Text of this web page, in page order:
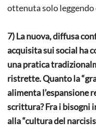
ottenuta solo
7) La nuova, diffusa
acquisita sui social ha
una pratica
ristrette. Quanto la
alimenta l’espansione
scrittura? Fra i bisogni
alla “cultura del